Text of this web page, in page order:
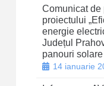
Comunicat de
proiectului
energie
Județul
panouri
14 ianuarie